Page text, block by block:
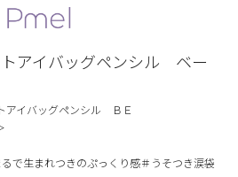
アイバッグペンシル ベー
アイバッグペンシル ＢＥ
で生まれつきのぷっくり感＃うそつき涙袋